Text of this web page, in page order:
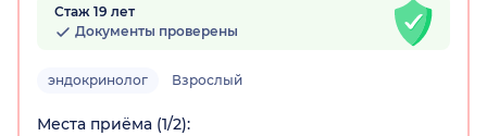
Стаж 19 лет
Документы проверены
эндокринолог Взрослый
Места приёма (1/2):